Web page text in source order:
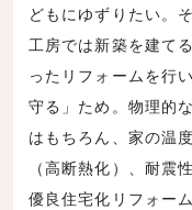
どもにゆずりたい。
工房では新築を建て
ったリフォームを行
守る」ため。物理的
はもちろん、家の温
（高断熱化）、耐震
優良住宅化リフォー